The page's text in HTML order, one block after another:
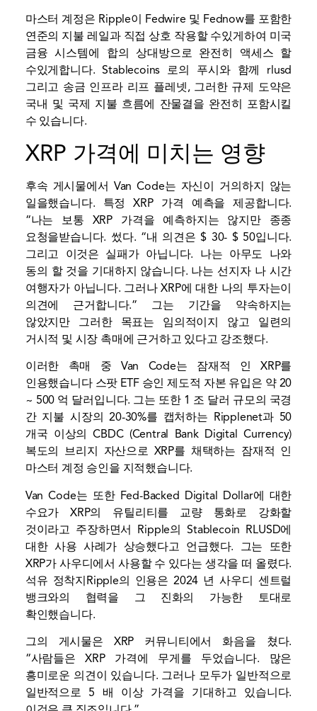
마스터 계정은 Ripple이 Fedwire 및 Fednow를 포함한
연준의 지불 레일과 직접 상호 작용할 수있게하여 미국
금융 시스템에 합의 상대방으로 완전히 액세스 할
수있게합니다. Stablecoins 로의 푸시와 함께 rlusd
그리고 송금 인프라 리프 플레넷, 그러한 규제 도약은
국내 및 국제 지불 흐름에 잔물결을 완전히 포함시킬
수 있습니다.
XRP 가격에 미치는 영향
후속 게시물에서 Van Code는 자신이 거의하지 않는
일을했습니다. 특정 XRP 가격 예측을 제공합니다.
“나는 보통 XRP 가격을 예측하지는 않지만 종종
요청을받습니다. 썼다. “내 의견은 $ 30- $ 50입니다.
그리고 이것은 실패가 아닙니다. 나는 아무도 나와
동의 할 것을 기대하지 않습니다. 나는 선지자 나 시간
여행자가 아닙니다. 그러나 XRP에 대한 나의 투자는이
의견에 근거합니다.” 그는 기간을 약속하지는
않았지만 그러한 목표는 임의적이지 않고 일련의
거시적 및 시장 촉매에 근거하고 있다고 강조했다.
이러한 촉매 중 Van Code는 잠재적 인 XRP를
인용했습니다 스팟 ETF 승인 제도적 자본 유입은 약 20
~ 500 억 달러입니다. 그는 또한 1 조 달러 규모의 국경
간 지불 시장의 20-30%를 캡처하는 Ripplenet과 50
개국 이상의 CBDC (Central Bank Digital Currency)
복도의 브리지 자산으로 XRP를 채택하는 잠재적 인
마스터 계정 승인을 지적했습니다.
Van Code는 또한 Fed-Backed Digital Dollar에 대한
수요가 XRP의 유틸리티를 교량 통화로 강화할
것이라고 주장하면서 Ripple의 Stablecoin RLUSD에
대한 사용 사례가 상승했다고 언급했다. 그는 또한
XRP가 사우디에서 사용할 수 있다는 생각을 떠 올렸다.
석유 정착지Ripple의 인용은 2024 년 사우디 센트럴
뱅크와의 협력을 그 진화의 가능한 토대로
확인했습니다.
그의 게시물은 XRP 커뮤니티에서 화음을 쳤다.
“사람들은 XRP 가격에 무게를 두었습니다. 많은
흥미로운 의견이 있습니다. 그러나 모두가 일반적으로
일반적으로 5 배 이상 가격을 기대하고 있습니다.